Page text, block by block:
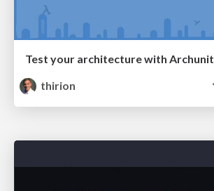
Test your architecture with Archunit
thirion